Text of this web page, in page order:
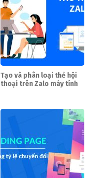
Tạo và phân loại thẻ hội
thoại trên Zalo máy tính